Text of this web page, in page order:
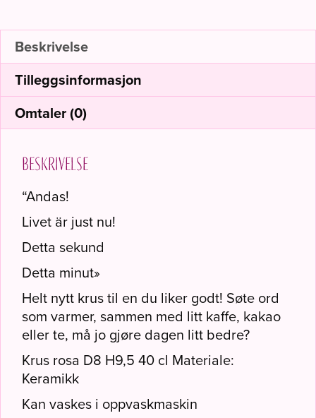
Beskrivelse
Tilleggsinformasjon
Omtaler (0)
Beskrivelse
“Andas!
Livet är just nu!
Detta sekund
Detta minut»
Helt nytt krus til en du liker godt! Søte ord
som varmer, sammen med litt kaffe, kakao
eller te, må jo gjøre dagen litt bedre?
Krus rosa D8 H9,5 40 cl Materiale:
Keramikk
Kan vaskes i oppvaskmaskin